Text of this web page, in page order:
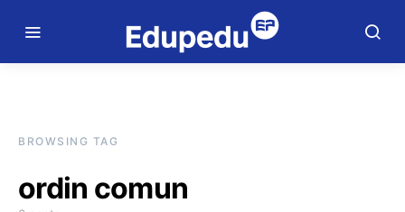
BROWSING TAG
ordin comun